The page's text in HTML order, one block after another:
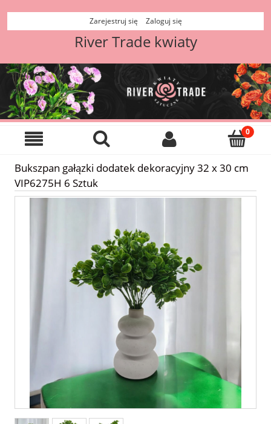
Zarejestruj się Zaloguj się
River Trade kwiaty
Bukszpan gałązki dodatek dekoracyjny 32 x 30 cm
VIP6275H 6 Sztuk